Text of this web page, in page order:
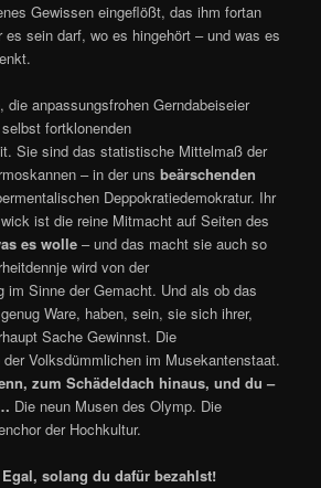
Gewissen eingeflößt, das ihm fortan
sein darf, wo es hingehört – und was es
die anpassungsfrohen Gerndabeiseier
fortklonenden
Sie sind das statistische Mittelmaß der
– in der unsbeärschenden
Deppokratiedemokratur. Ihr
ist die reine Mitmacht auf Seiten des
es wolle – und das macht sie auch so
wird von der
im Sinne der Gemacht. Und als ob das
Ware, haben, sein, sie sich ihrer,
Sache Gewinnst. Die
Volksdümmlichen im Musekantenstaat.
zum Schädeldach hinaus, und du –
Die neun Musen des Olymp. Die
der Hochkultur.
solang du dafür bezahlst!